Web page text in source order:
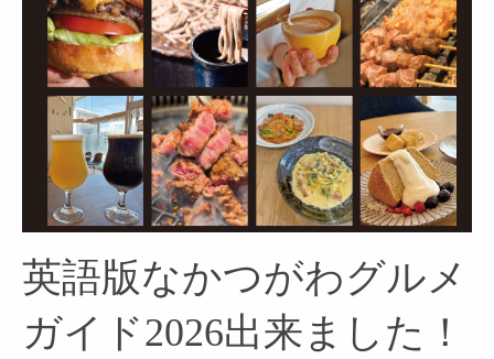
英語版なかつがわグルメ
ガイド2026出来ました！